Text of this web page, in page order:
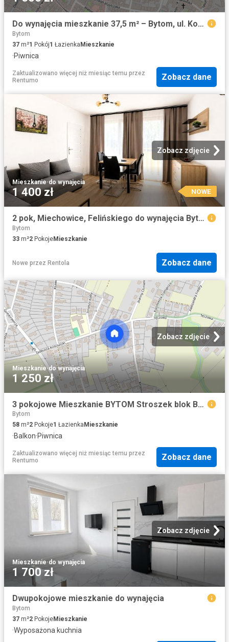
Do wynajęcia mieszkanie 37,5 m² – Bytom, ul. Kości
Bytom
37 m²1 Pokój1 Łazienka Mieszkanie
·Piwnica
Zaktualizowano więcej niż miesiąc temu przez
Rentumo
Zobacz dane
Zobacz zdjęcie
Mieszkanie·do wynajęcia
1 400 zł NOWE
2 pok, Miechowice, Felińskiego do wynajęcia Bytom
Bytom
33 m²2 PokojeMieszkanie
Nowe przez Rentola Zobacz dane
Zobacz zdjęcie
Mieszkanie·do wynajęcia
1 250 zł
3 pokojowe Mieszkanie BYTOM Stroszek blok Balkon
Bytom
58 m²2 Pokoje1 Łazienka Mieszkanie
·Balkon·Piwnica
Zaktualizowano więcej niż miesiąc temu przez
Rentumo
Zobacz dane
Zobacz zdjęcie
Mieszkanie·do wynajęcia
1 700 zł
Dwupokojowe mieszkanie do wynajęcia
Bytom
37 m²2 PokojeMieszkanie
·Wyposażona kuchnia